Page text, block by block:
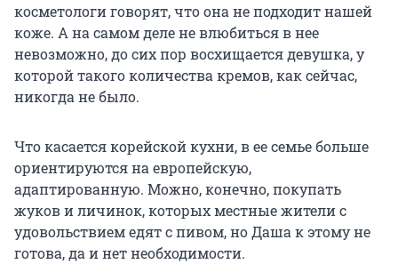
косметологи говорят, что она не подходит нашей
коже. А на самом деле не влюбиться в нее
невозможно, до сих пор восхищается девушка, у
которой такого количества кремов, как сейчас,
никогда не было.
Что касается корейской кухни, в ее семье больше
ориентируются на европейскую,
адаптированную. Можно, конечно, покупать
жуков и личинок, которых местные жители с
удовольствием едят с пивом, но Даша к этому не
готова, да и нет необходимости.